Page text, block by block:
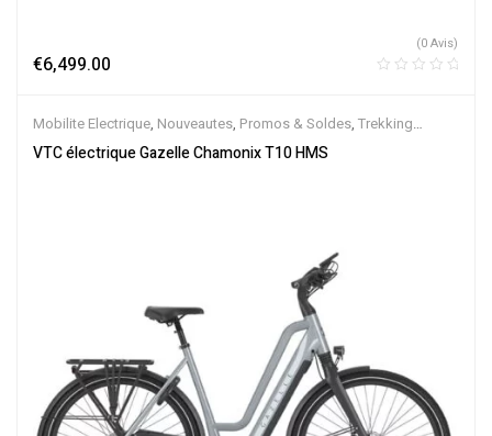
€6,499.00
(0 Avis)
Mobilite Electrique, Nouveautes, Promos & Soldes, Trekking
électrique,Vélo électrique ville,Velos Electriques
VTC électrique Gazelle Chamonix T10 HMS